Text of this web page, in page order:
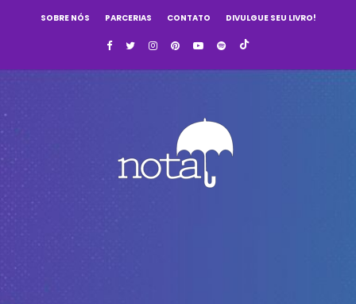
SOBRE NÓS PARCERIAS CONTATO DIVULGUE SEU LIVRO!